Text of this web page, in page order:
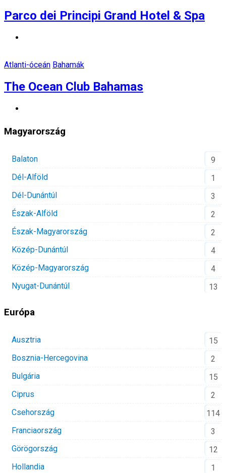
Parco dei Principi Grand Hotel & Spa
Atlanti-óceán Bahamák
The Ocean Club Bahamas
Magyarország
Balaton
9
Dél-Alföld
1
Dél-Dunántúl
3
Észak-Alföld
2
Észak-Magyarország
2
Közép-Dunántúl
4
Közép-Magyarország
4
Nyugat-Dunántúl
13
Európa
Ausztria
15
Bosznia-Hercegovina
2
Bulgária
15
Ciprus
2
Csehország
114
Franciaország
3
Görögország
12
Hollandia
1